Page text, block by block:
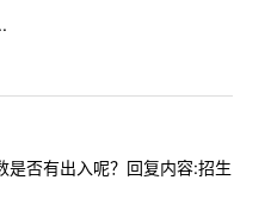
否有出入呢？回复内容:招生